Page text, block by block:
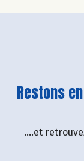
Restons
....et